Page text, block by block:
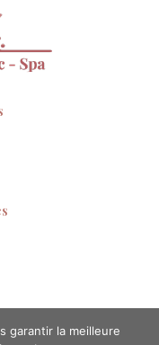
Mariani
garantir la meilleure